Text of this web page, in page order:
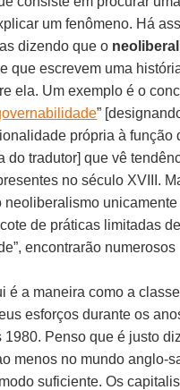
um fenômeno. Há
dizendo que o
que escrevem uma
ela. Um exemplo é o
”
própria à função
do tradutor] que vê
no século XVIII.
neoliberalismo unicamente
de práticas limitadas de
encontrarão numerosos
é a maneira como a
esforços durante os
1980. Penso que é justo
menos no mundo anglo-
suficiente. Os